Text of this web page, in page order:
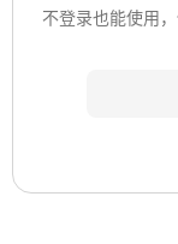
不登录也能使用